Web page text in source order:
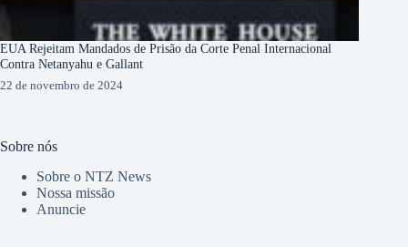
EUA Rejeitam Mandados de Prisão da Corte Penal Internacional
Contra Netanyahu e Gallant
22 de novembro de 2024
Sobre nós
Sobre o NTZ News
Nossa missão
Anuncie